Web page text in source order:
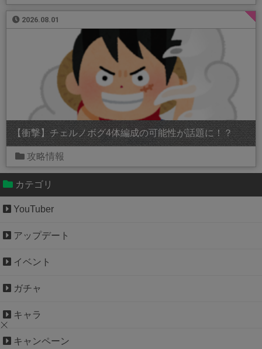
2026.08.01
【衝撃】チェルノボグ4体編成の可能性が話題に！？
攻略情報
カテゴリ
YouTuber
アップデート
イベント
ガチャ
キャラ
キャンペーン